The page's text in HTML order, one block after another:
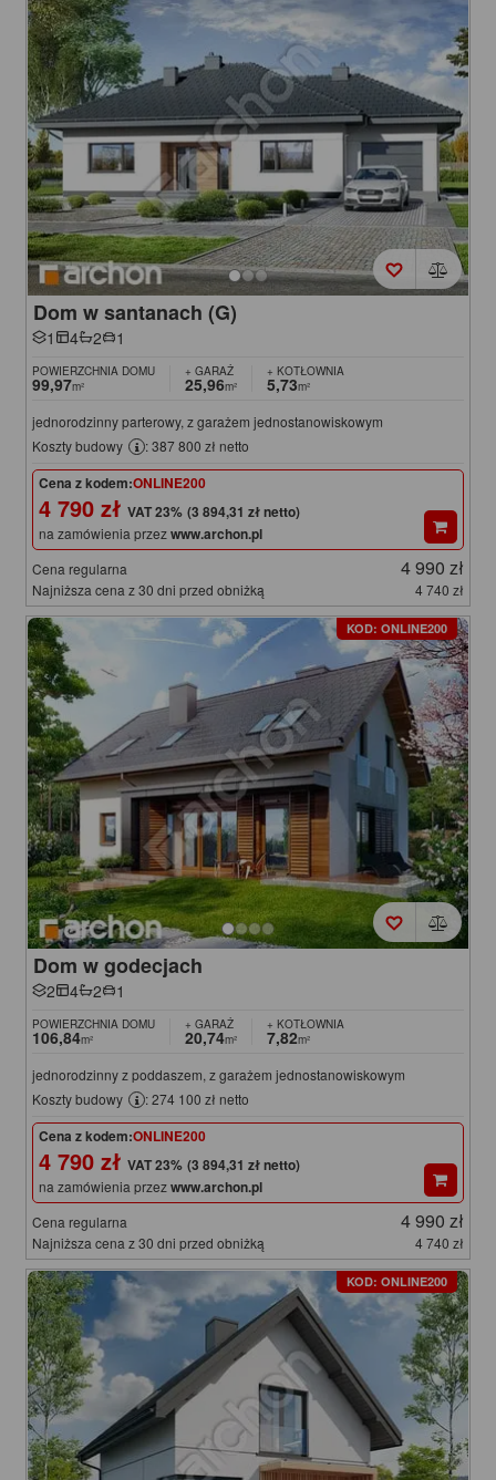
Dom w santanach (G)
1 4 2 1
POWIERZCHNIA DOMU
99,97m²
+ GARAŻ
25,96m²
+ KOTŁOWNIA
5,73m²
jednorodzinny parterowy, z garażem jednostanowiskowym
Koszty budowy
: 387 800 zł netto
Cena z kodem:ONLINE200
4 790 zł (3 894,31 zł netto)
na zamówienia przezwww.archon.pl
Cena regularna 4 990 zł
Najniższa cena z 30 dni przed obniżką 4 740 zł
KOD: ONLINE200
Dom w godecjach
2 4 2 1
POWIERZCHNIA DOMU
106,84m²
+ GARAŻ
20,74m²
+ KOTŁOWNIA
7,82m²
jednorodzinny z poddaszem, z garażem jednostanowiskowym
Koszty budowy
: 274 100 zł netto
Cena z kodem:ONLINE200
4 790 zł (3 894,31 zł netto)
na zamówienia przezwww.archon.pl
Cena regularna 4 990 zł
Najniższa cena z 30 dni przed obniżką 4 740 zł
KOD: ONLINE200